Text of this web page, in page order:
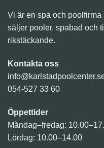
Vi är en spa och
säljer pooler, spabad och
rikstäckande.
Kontakta oss
054-527 33 60
Öppettider
Måndag–fredag:
Lördag: 10.00–14.00